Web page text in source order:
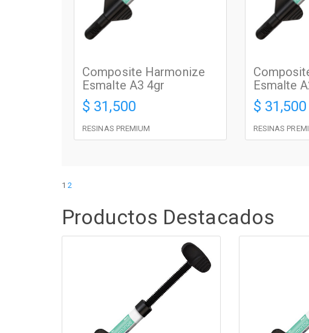
Composite Harmonize
Esmalte A3 4gr
$ 31,500
RESINAS PREMIUM
Esmalte
$ 31,500
RESINAS
12
Productos Destacados